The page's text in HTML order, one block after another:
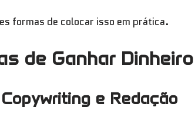
formas de colocar isso em prática.
de Ganhar
e Redação